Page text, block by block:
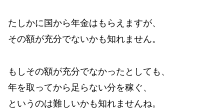
たしかに国から年金はもらえますが、
その額が充分でないかも知れません。
もしその額が充分でなかったとしても、
年を取ってから足らない分を稼ぐ、
というのは難しいかも知れませんね。